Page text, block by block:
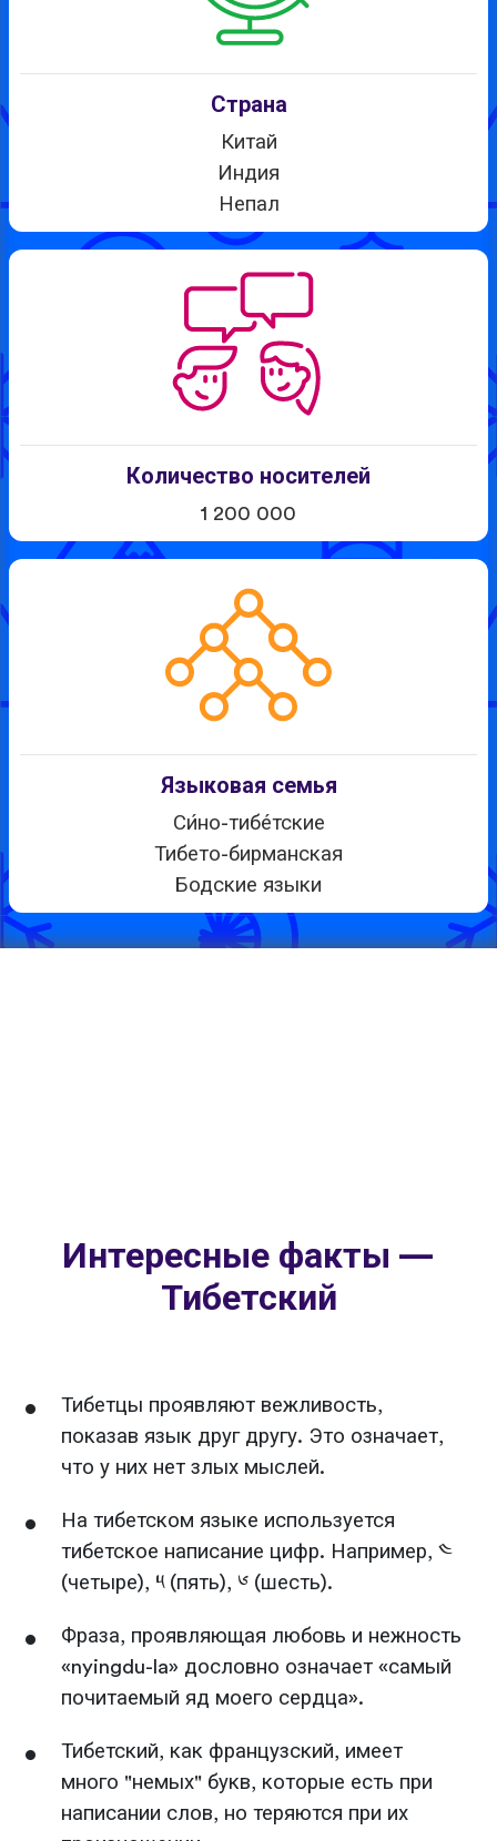
Страна
Китай
Индия
Непал
Количество носителей
1 200 000
Языковая семья
Си́но-тибе́тские
Тибето-бирманская
Бодские языки
Интересные факты —
Тибетский
Тибетцы проявляют вежливость,
показав язык друг другу. Это означает,
что у них нет злых мыслей.
На тибетском языке используется
тибетское написание цифр. Например, ༤
(четыре), ༥ (пять), ༦ (шесть).
Фраза, проявляющая любовь и нежность
«nyingdu-la» дословно означает «самый
почитаемый яд моего сердца».
Тибетский, как французский, имеет
много "немых" букв, которые есть при
написании слов, но теряются при их